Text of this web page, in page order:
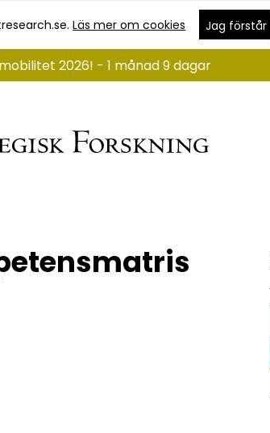
Läs mer om cookies Jag förstår
2026! - 1 månad 9 dagar